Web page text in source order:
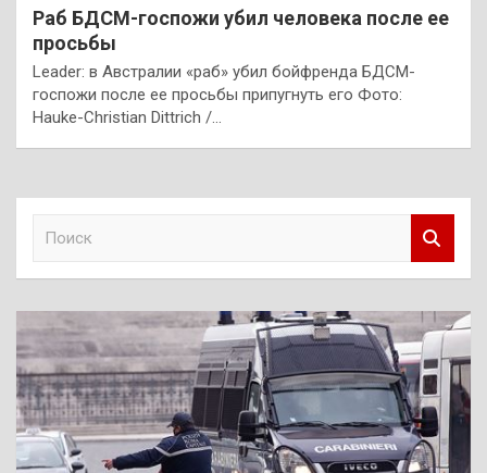
Раб БДСМ-госпожи убил человека после ее
просьбы
Leader: в Австралии «раб» убил бойфренда БДСМ-
госпожи после ее просьбы припугнуть его Фото:
Hauke-Christian Dittrich /…
к